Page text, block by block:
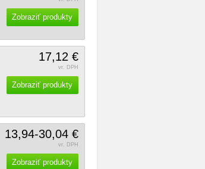
Zobraziť produkty
17,12 €
vr. DPH
Zobraziť produkty
13,94-30,04 €
vr. DPH
Zobraziť produkty